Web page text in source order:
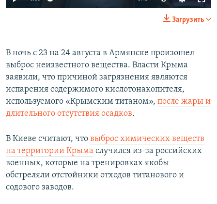
Загрузить
В ночь с 23 на 24 августа в Армянске произошел
выброс неизвестного вещества. Власти Крыма
заявили, что причиной загрязнения являются
испарения содержимого кислотонакопителя,
используемого «Крымским титаном», после жары и
длительного отсутствия осадков.
В Киеве считают, что выброс химических веществ
на территории Крыма случился из-за российских
военных, которые на тренировках якобы
обстреляли отстойники отходов титанового и
содового заводов.